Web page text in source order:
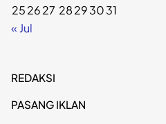
252627 28293031
« Jul
REDAKSI
PASANG IKLAN